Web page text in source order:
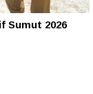
Sumut 2026